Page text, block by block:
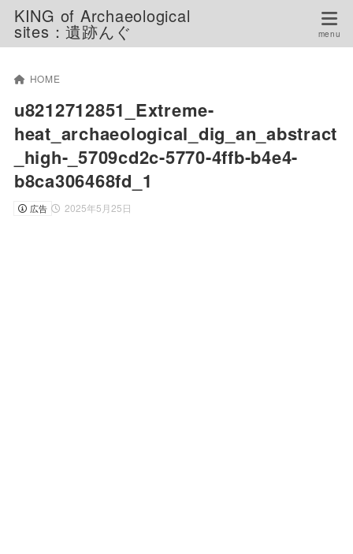
KING of Archaeological
sites：遺跡んぐ
HOME
u8212712851_Extreme-
heat_archaeological_dig_an_abstract
_high-_5709cd2c-5770-4ffb-b4e4-
b8ca306468fd_1
広告 2025年5月25日